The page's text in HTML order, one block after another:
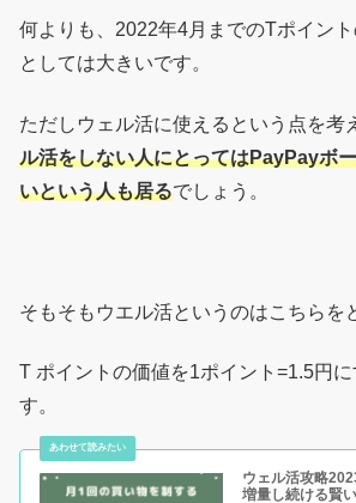
何よりも、2022年4月までのTポイン
としては大きいです。
ただしウェル活に使えるという点を考
ル活をしない人にとってはPayPayボ
いという人も居るでしょう。
そもそもウエル活というのはこちらを
T ポイントの価値を1ポイント=1.5円
す。
ウェル活攻略
増量し続ける賢